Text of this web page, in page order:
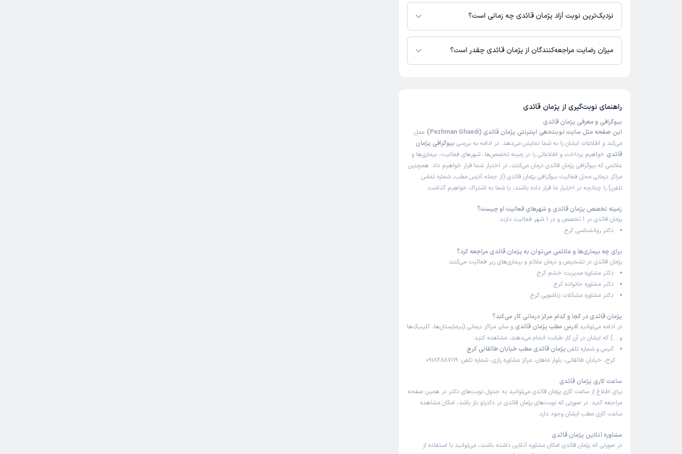
نزدیک‌ترین نوبت آزاد پژمان قائدی چه زمانی است؟
پژمان قائدی از روز شنبه 17 مرداد 1405 بیمار جدید می‌پذیرند.
میزان رضایت مراجعه‌کنندگان از پژمان قائدی چقدر است؟
راهنمای نوبت‌گیری از پژمان قائدی
بیوگرافی و معرفی پژمان قائدی
این صفحه مثل سایت نوبت‌دهی اینترنتی پژمان قائدی (Pezhman Ghaedi)
عمل
می‌کند و اطلاعات ایشان را به شما نمایش می‌دهد. در ادامه به بررسی بیوگرافی پژمان
قائدی خواهیم پرداخت و اطلاعاتی را در زمینه تخصص‌ها، شهرهای فعالیت، بیماری‌ها و
علائمی که بیوگرافی پژمان قائدی درمان می‌کنند، در اختیار شما قرار خواهیم داد. همچنین
مراکز درمانی محل فعالیت بیوگرافی پژمان قائدی (از جمله آدرس مطب، شماره تماس
تلفن) را چنانچه در اختیار ما قرار داده باشند، با شما به اشتراک خواهیم گذاشت.
زمینه تخصص پژمان قائدی و شهرهای فعالیت او چیست؟
پژمان قائدی در 1 تخصص و در 1 شهر فعالیت دارند:
دکتر روانشناسی کرج
برای چه بیماری‌ها و علائمی می‌توان به پژمان قائدی مراجعه کرد؟
پژمان قائدی در تشخیص و درمان علائم و بیماری‌های زیر فعالیت می‌کنند:
دکتر مشاوره مدیریت خشم کرج
دکتر مشاوره خانواده کرج
دکتر مشاوره مشکلات زناشویی کرج
پژمان قائدی در کجا و کدام مرکز درمانی کار می‌کند؟
در ادامه می‌توانید آدرس مطب پژمان قائدی و سایر مراکز درمانی (بیمارستان‌ها، کلینیک‌ها
و …) که ایشان در آن کار طبابت انجام می‌دهند، مشاهده کنید:
آدرس و شماره تلفن پژمان قائدی مطب خیابان طالقانی کرج
کرج، خیابان طالقانی، بلوار ماهان، مرکز مشاوره رازی، شماره تلفن: 09182887119
ساعت کاری پژمان قائدی
برای اطلاع از ساعت کاری پژمان قائدی می‌توانید به جدول نوبت‌های دکتر در همین صفحه
مراجعه کنید. در صورتی که نوبت‌های پژمان قائدی در دکترتو باز باشد، امکان مشاهده
ساعت کاری مطب ایشان وجود دارد.
مشاوره آنلاین پژمان قائدی
در صورتی که پژمان قائدی امکان مشاوره آنلاین داشته باشند، می‌توانید با استفاده از